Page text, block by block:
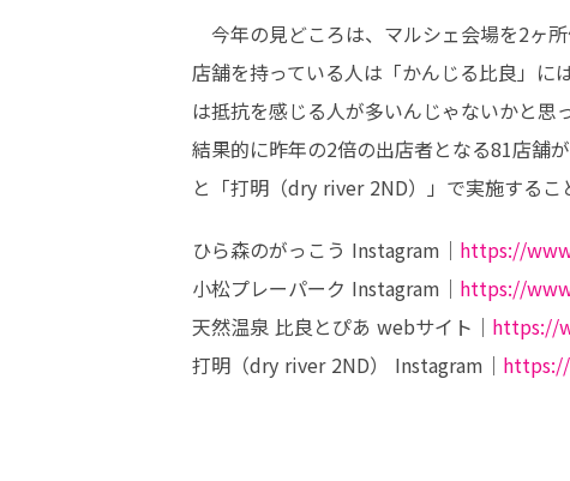
今年の見どころは、マルシェ会場を2ヶ
店舗を持っている人は「かんじる比良」に
は抵抗を感じる人が多いんじゃないかと思
結果的に昨年の2倍の出店者となる81店舗
と「打明（dry river 2ND）」で実施するこ
ひら森のがっこう Instagram｜ https://
小松プレーパーク Instagram｜ https://
天然温泉 比良とぴあ webサイト｜ https://
打明（dry river 2ND） Instagram｜